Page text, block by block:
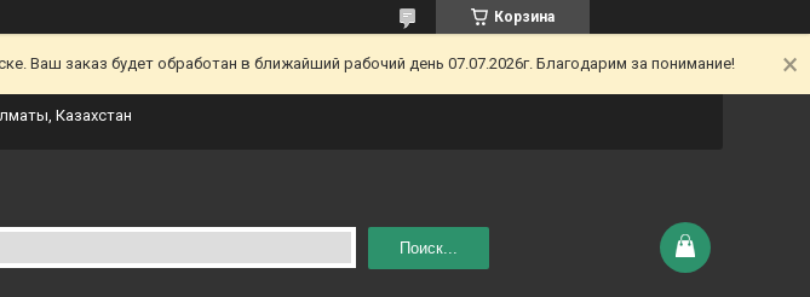
Корзина
Ваш заказ будет обработан в ближайший рабочий день 07.07.2026г. Благодарим за понимание!
Казахстан
Поиск...